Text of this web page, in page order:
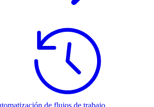
de flujos de trabajo